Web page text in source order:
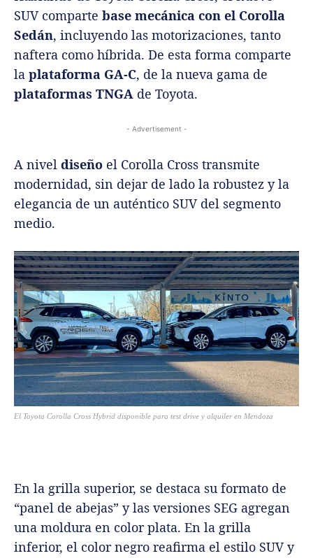
SUV comparte base mecánica con el Corolla
Sedán, incluyendo las motorizaciones, tanto
naftera como híbrida. De esta forma comparte
la plataforma GA-C, de la nueva gama de
plataformas TNGA de Toyota.
- Advertisement -
A nivel diseño el Corolla Cross transmite
modernidad, sin dejar de lado la robustez y la
elegancia de un auténtico SUV del segmento
medio.
El Toyota Corolla Cross Hybrid disponible para test drive y alquiler en Mendoza
En la grilla superior, se destaca su formato de
“panel de abejas” y las versiones SEG agregan
una moldura en color plata. En la grilla
inferior, el color negro reafirma el estilo SUV y